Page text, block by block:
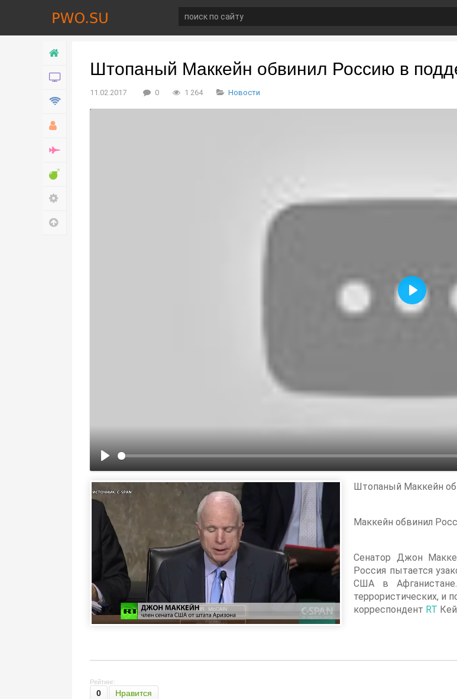
Новости
Штопаный Маккейн обвинил Россию в
11.02.2017 0 1 264 Новости
Штопаный Маккейн
Маккейн обвинил
Сенатор Джон
Россия пытается
США в
террористических, и
корреспондент RT
Рейтинг:
0 Нравится